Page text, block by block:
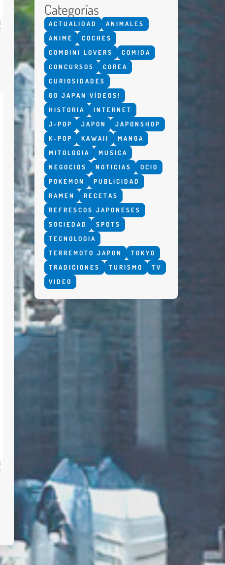
Categorías
ACTUALIDAD
ANIMALES
ANIME
COCHES
COMBINI LOVERS
COMIDA
CONCURSOS
COREA
CURIOSIDADES
GO JAPAN VÍDEOS!
HISTORIA
INTERNET
J-POP
JAPON
JAPONSHOP
K-POP
KAWAII
MANGA
MITOLOGIA
MUSICA
NEGOCIOS
NOTICIAS
OCIO
POKEMON
PUBLICIDAD
RAMEN
RECETAS
REFRESCOS JAPONESES
SOCIEDAD
SPOTS
TECNOLOGIA
TERREMOTO JAPON
TOKYO
TRADICIONES
TURISMO
TV
VIDEO